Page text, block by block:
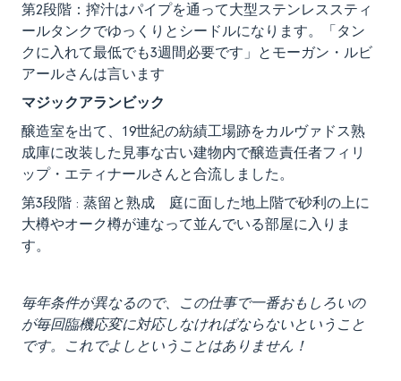
第2段階：搾汁はパイプを通って大型ステンレススティ
ールタンクでゆっくりとシードルになります。「タン
クに入れて最低でも3週間必要です」とモーガン・ルビ
アールさんは言います
マジックアランビック
醸造室を出て、19世紀の紡績工場跡をカルヴァドス熟
成庫に改装した見事な古い建物内で醸造責任者フィリ
ップ・エティナールさんと合流しました。
第3段階 : 蒸留と熟成 庭に面した地上階で砂利の上に
大樽やオーク樽が連なって並んでいる部屋に入りま
す。
毎年条件が異なるので、この仕事で一番おもしろいの
が毎回臨機応変に対応しなければならないということ
です。これでよしということはありません！